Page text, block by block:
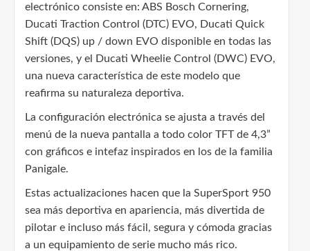
electrónico consiste en: ABS Bosch Cornering,
Ducati Traction Control (DTC) EVO, Ducati Quick
Shift (DQS) up / down EVO disponible en todas las
versiones, y el Ducati Wheelie Control (DWC) EVO,
una nueva característica de este modelo que
reafirma su naturaleza deportiva.
La configuración electrónica se ajusta a través del
menú de la nueva pantalla a todo color TFT de 4,3”
con gráficos e intefaz inspirados en los de la familia
Panigale.
Estas actualizaciones hacen que la SuperSport 950
sea más deportiva en apariencia, más divertida de
pilotar e incluso más fácil, segura y cómoda gracias
a un equipamiento de serie mucho más rico.